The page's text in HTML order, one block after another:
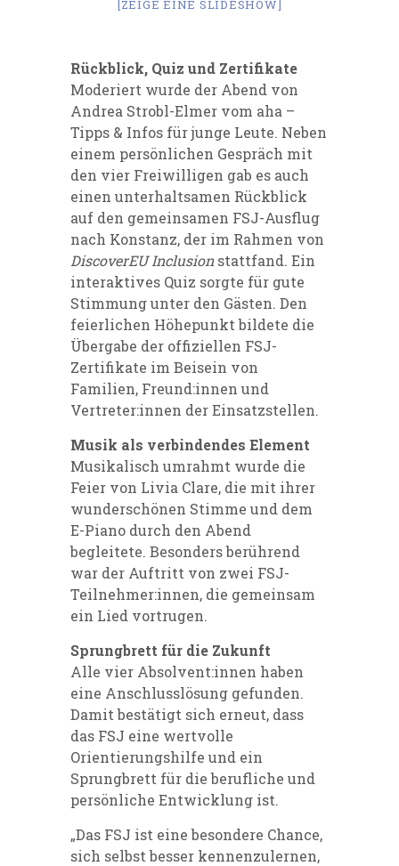
[ZEIGE EINE SLIDESHOW]
Rückblick, Quiz und Zertifikate
Moderiert wurde der Abend von
Andrea Strobl-Elmer vom aha –
Tipps & Infos für junge Leute. Neben
einem persönlichen Gespräch mit
den vier Freiwilligen gab es auch
einen unterhaltsamen Rückblick
auf den gemeinsamen FSJ-Ausflug
nach Konstanz, der im Rahmen von
DiscoverEU Inclusionstattfand. Ein
interaktives Quiz sorgte für gute
Stimmung unter den Gästen. Den
feierlichen Höhepunkt bildete die
Übergabe der offiziellen FSJ-
Zertifikate im Beisein von
Familien, Freund:innen und
Vertreter:innen der Einsatzstellen.
Musik als verbindendes Element
Musikalisch umrahmt wurde die
Feier von Livia Clare, die mit ihrer
wunderschönen Stimme und dem
E-Piano durch den Abend
begleitete. Besonders berührend
war der Auftritt von zwei FSJ-
Teilnehmer:innen, die gemeinsam
ein Lied vortrugen.
Sprungbrett für die Zukunft
Alle vier Absolvent:innen haben
eine Anschlusslösung gefunden.
Damit bestätigt sich erneut, dass
das FSJ eine wertvolle
Orientierungshilfe und ein
Sprungbrett für die berufliche und
persönliche Entwicklung ist.
„Das FSJ ist eine besondere Chance,
sich selbst besser kennenzulernen,